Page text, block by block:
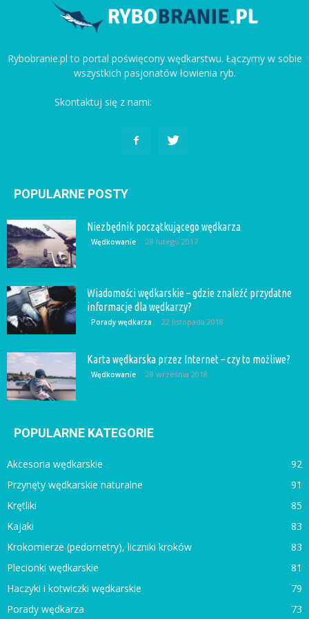
Rybobranie.pl to portal poświęcony wędkarstwu. Łączymy w sobie
wszystkich pasjonatów łowienia ryb.
Skontaktuj się z nami:
POPULARNE POSTY
Niezbędnik początkującego wędkarza
Wędkowanie 28 lutego 2017
Wiadomości wędkarskie – gdzie znaleźć przydatne
informacje dla wędkarzy?
Porady wędkarza 22 listopada 2018
Karta wędkarska przez Internet – czy to możliwe?
Wędkowanie 28 września 2018
POPULARNE KATEGORIE
Akcesoria wędkarskie
92
Przynęty wędkarskie naturalne
91
Krętliki
85
Kajaki
83
Krokomierze (pedometry), liczniki kroków
83
Plecionki wędkarskie
81
Haczyki i kotwiczki wędkarskie
79
Porady wędkarza
73